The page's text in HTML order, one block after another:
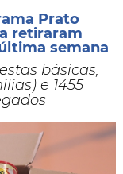
Prato
retiraram
semana
básicas,
e 1455